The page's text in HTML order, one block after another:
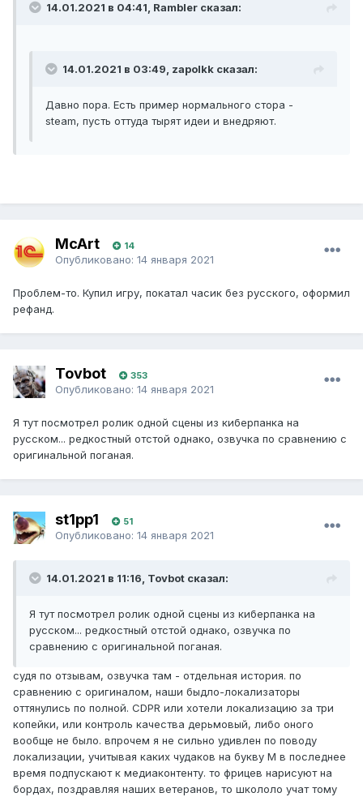
14.01.2021 в 04:41, Rambler сказал:
14.01.2021 в 03:49, zapolkk сказал:
Давно пора. Есть пример нормального стора -
steam, пусть оттуда тырят идеи и внедряют.
McArt 14
Опубликовано: 14 января 2021
Проблем-то. Купил игру, покатал часик без русского, оформил
рефанд.
Tovbot 353
Опубликовано: 14 января 2021
Я тут посмотрел ролик одной сцены из киберпанка на
русском... редкостный отстой однако, озвучка по сравнению с
оригинальной поганая.
st1pp1 51
Опубликовано: 14 января 2021
14.01.2021 в 11:16, Tovbot сказал:
Я тут посмотрел ролик одной сцены из киберпанка на
русском... редкостный отстой однако, озвучка по
сравнению с оригинальной поганая.
судя по отзывам, озвучка там - отдельная история. по
сравнению с оригиналом, наши быдло-локализаторы
оттянулись по полной. CDPR или хотели локализацию за три
копейки, или контроль качества дерьмовый, либо оного
вообще не было. впрочем я не сильно удивлен по поводу
локализации, учитывая каких чудаков на букву М в последнее
время подпускают к медиаконтенту. то фрицев нарисуют на
бордах, поздравляя наших ветеранов, то школоло учат тому